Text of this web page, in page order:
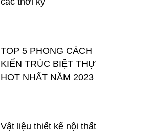
TOP 5 PHONG CÁCH
KIẾN TRÚC BIỆT THỰ
HOT NHẤT NĂM 2023
Vật liệu thiết kế nội thất